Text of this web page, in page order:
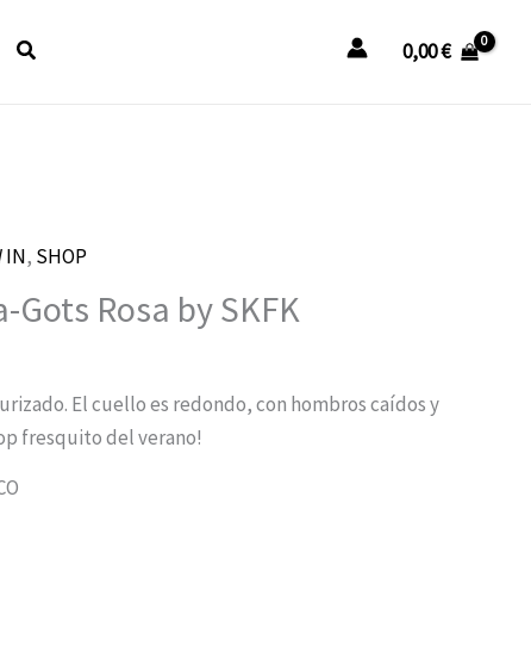
Buscar 0,00€
IN, SHOP
Gots Rosa by SKFK
€.El cuello es redondo, con hombros caídos y
fresquito del verano!